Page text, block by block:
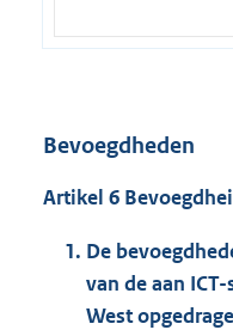
Bevoegdheden
Artikel 6
De
van de aan
West